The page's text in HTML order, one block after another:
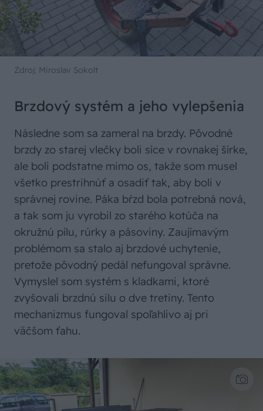
Zdroj: Miroslav Sokolt
Brzdový systém a jeho vylepšenia
Následne som sa zameral na brzdy. Pôvodné
brzdy zo starej vlečky boli síce v rovnakej šírke,
ale boli podstatne mimo os, takže som musel
všetko prestrihnúť a osadiť tak, aby boli v
správnej rovine. Páka bŕzd bola potrebná nová,
a tak som ju vyrobil zo starého kotúča na
okružnú pílu, rúrky a pásoviny. Zaujímavým
problémom sa stalo aj brzdové uchytenie,
pretože pôvodný pedál nefungoval správne.
Vymyslel som systém s kladkami, ktoré
zvyšovali brzdnú silu o dve tretiny. Tento
mechanizmus fungoval spoľahlivo aj pri
väčšom ťahu.